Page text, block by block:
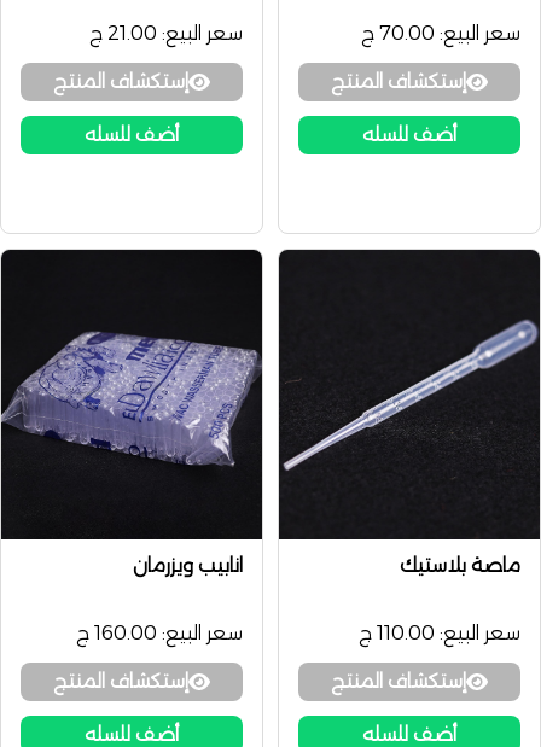
سعر البيع: 70.00 ج
إستكشاف المنتج
أضف للسله
سعر البيع: 21.00 ج
إستكشاف المنتج
أضف للسله
ماصة بلاستيك
سعر البيع: 110.00 ج
إستكشاف المنتج
أضف للسله
انابيب ويزرمان
سعر البيع: 160.00 ج
إستكشاف المنتج
أضف للسله